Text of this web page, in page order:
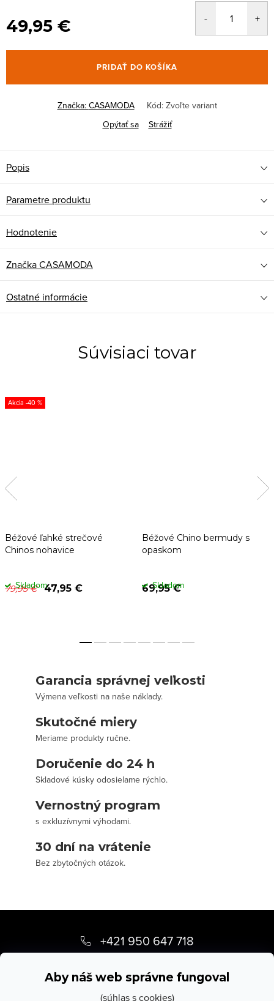
Aby náš web správne fungoval
(súhlas s cookies)
49,95 €
PRIDAŤ DO KOŠÍKA
Značka: CASAMODA Kód: Zvoľte variant
Opýtať sa
Strážiť
Popis
Parametre produktu
Hodnotenie
ZnačkaCASAMODA
Ostatné informácie
Súvisiaci tovar
-40 %
Béžové ľahké strečové
Chinos nohavice
79,95 € 47,95 €
Skladom
Béžové Chino bermudy s
opaskom
69,95 €
Skladom
Garancia správnej veľkosti
Výmena veľkosti na naše náklady.
Skutočné miery
Meriame produkty ručne.
Doručenie do 24 h
Skladové kúsky odosielame rýchlo.
Vernostný program
s exkluzívnymi výhodami.
30 dní na vrátenie
Bez zbytočných otázok.
p
+421 950 647 718